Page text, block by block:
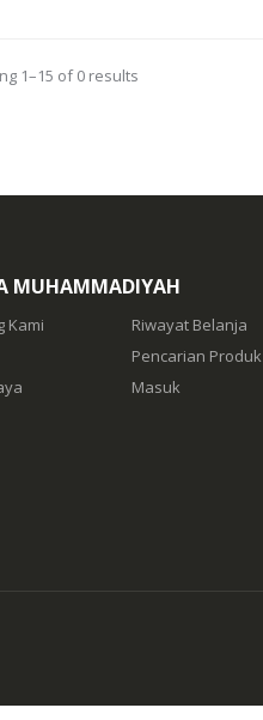
1–15 of 0 results
MUHAMMADIYAH
Kami
Riwayat Belanja
Pencarian Produk
Masuk